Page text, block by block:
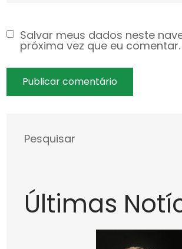
Salvar meus dados neste
próxima vez que eu comentar.
Pesquisar
Últimas